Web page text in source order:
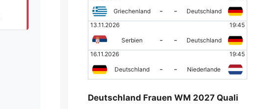
Griechenland - -
Deutschland
13.11.2026
19:45
Serbien - -
Deutschland
16.11.2026
19:45
Deutschland - - Niederlande
Deutschland Frauen WM 2027 Quali